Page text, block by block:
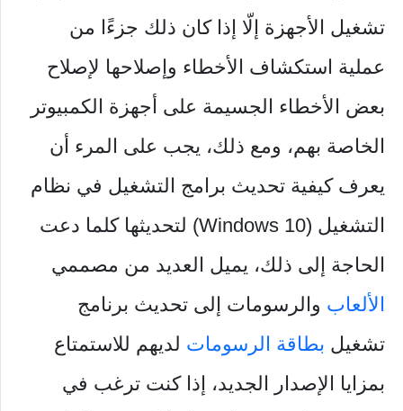
تشغيل الأجهزة إلّا إذا كان ذلك جزءًا من
عملية استكشاف الأخطاء وإصلاحها لإصلاح
بعض الأخطاء الجسيمة على أجهزة الكمبيوتر
الخاصة بهم، ومع ذلك، يجب على المرء أن
يعرف كيفية تحديث برامج التشغيل في نظام
التشغيل (Windows 10) لتحديثها كلما دعت
الحاجة إلى ذلك، يميل العديد من مصممي
الألعاب والرسومات إلى تحديث برنامج
تشغيل بطاقة الرسومات لديهم للاستمتاع
بمزايا الإصدار الجديد، إذا كنت ترغب في